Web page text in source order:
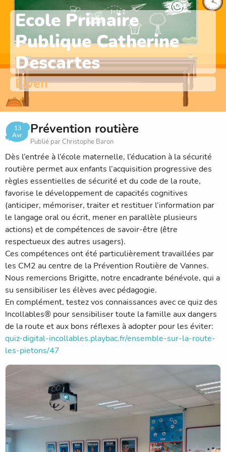
Ecole Primaire
Publique Catherine
Descartes
Elven
13
Avr.
Prévention routière
Publié par Christophe Baron
Dès l’entrée à l’école maternelle, l’éducation à la sécurité
routière permet aux enfants l’acquisition progressive des
règles essentielles de sécurité et du code de la route,
favorise le développement de capacités cognitives
(anticiper, mémoriser, traiter et restituer l'information par
le langage oral ou écrit, mener en parallèle plusieurs
actions) et de compétences de savoir-être (être
respectueux des autres usagers).
Ces compétences ont été particulièrement travaillées par
les CM2 au centre de la Prévention Routière de Vannes.
Nous remercions Brigitte, notre encadrante bénévole, qui a
su sensibiliser les élèves avec pédagogie.
En complément, testez vos connaissances avec ce quiz des
Incollables® pour sensibiliser toute la famille aux dangers
de la route et aux bons réflexes à adopter pour les éviter:
quiz-digital-incollables.playbac.fr/ensemble-sur-la-route-
les-pietons/47